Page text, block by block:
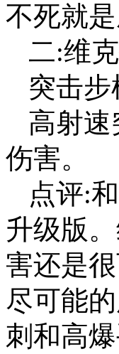
不死就
二:维
突击步
高射
伤害。
点评:
升级版
害还是
尽可能
刺和高